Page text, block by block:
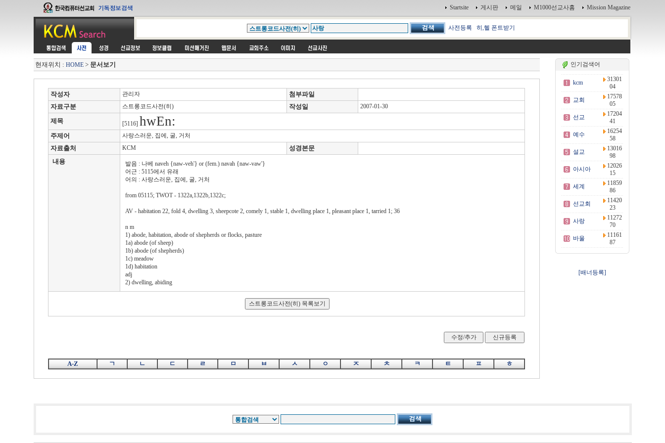
Startsite 게시판 메일 M1000선교사홈 Mission Magazine
사전등록 히,헬 폰트받기
현재위치 : HOME> 문서보기
작성자 관리자
첨부파일
자료구분
스트롱코드사전(히) 작성일 2007-01-30
제목 [5116] hwEn:
주제어 사랑스러운, 집에, 굴, 거처
자료출처 KCM
성경본문
내용
발음 : 나베 naveh {naw-veh'} or (fem.) navah {naw-vaw'}
어근 : 5115에서 유래
어의 : 사랑스러운, 집에, 굴, 거처
from 05115; TWOT - 1322a,1322b,1322c;
AV - habitation 22, fold 4, dwelling 3, sheepcote 2, comely 1, stable 1, dwelling place 1, pleasant place 1, tarried 1; 36
n m
1) abode, habitation, abode of shepherds or flocks, pasture
1a) abode (of sheep)
1b) abode (of shepherds)
1c) meadow
1d) habitation
adj
2) dwelling, abiding
A-Z ㄱ ㄴ ㄷ ㄹ ㅁ ㅂ ㅅ ㅇ ㅈ ㅊ ㅋ ㅌ ㅍ ㅎ
인기검색어
kcm
31301
04
교회
17578
05
선교
17204
41
예수
16254
58
설교
13016
98
아시아
12026
15
세계
11859
86
선교회
11420
23
사랑
11272
70
바울
11161
87
[배너등록]